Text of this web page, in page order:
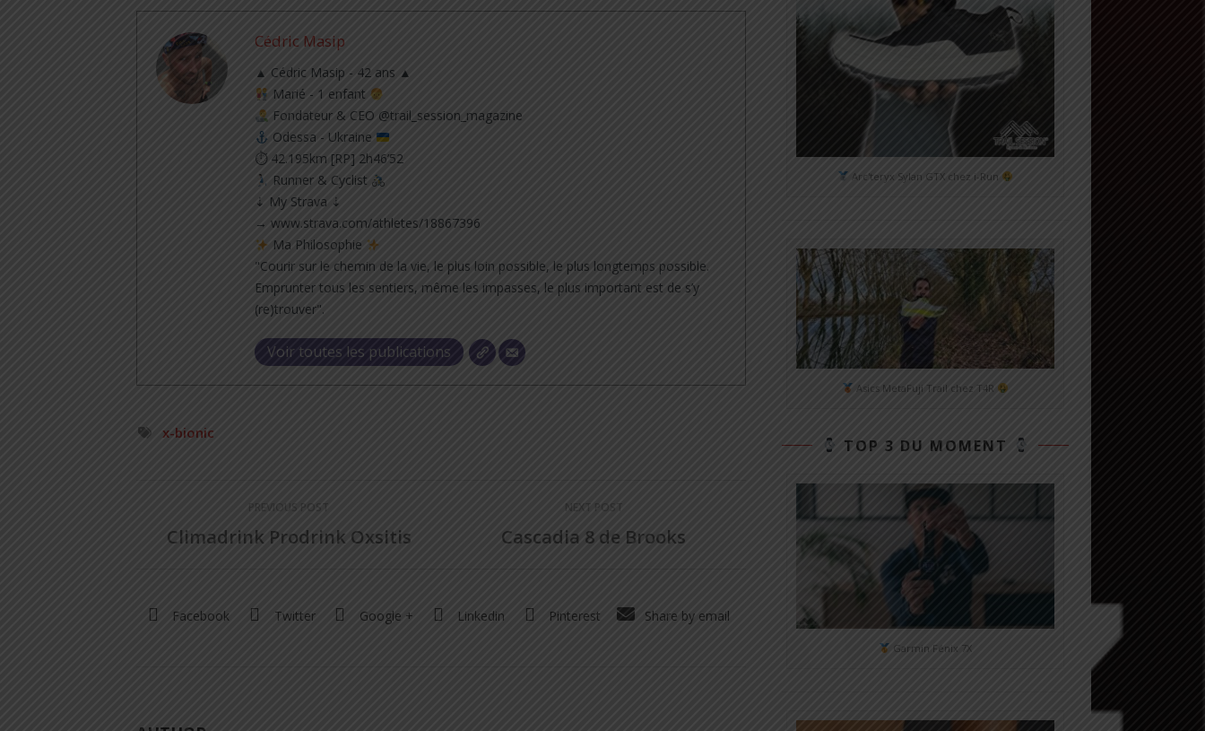
Cédric Masip
▲ Cédric Masip - 42 ans ▲
Marié - 1 enfant
Fondateur & CEO @trail_session_magazine
Odessa - Ukraine
⏱ 42.195km [RP] 2h46’52
Runner & Cyclist
⇣ My Strava ⇣
→ www.strava.com/athletes/18867396
Ma Philosophie
"Courir sur le chemin de la vie, le plus loin possible, le plus longtemps possible.
Emprunter tous les sentiers, même les impasses, le plus important est de s’y
(re)trouver".
Voir toutes les publications
x-bionic
PREVIOUS POST
Climadrink Prodrink Oxsitis
NEXT POST
Cascadia 8 de Brooks
Facebook Twitter Google + Linkedin Pinterest Share by email
Arc'teryx Sylan GTX chez i-Run
Asics MetaFuji Trail chez T4R
TOP 3 DU MOMENT
Garmin Fénix 7X